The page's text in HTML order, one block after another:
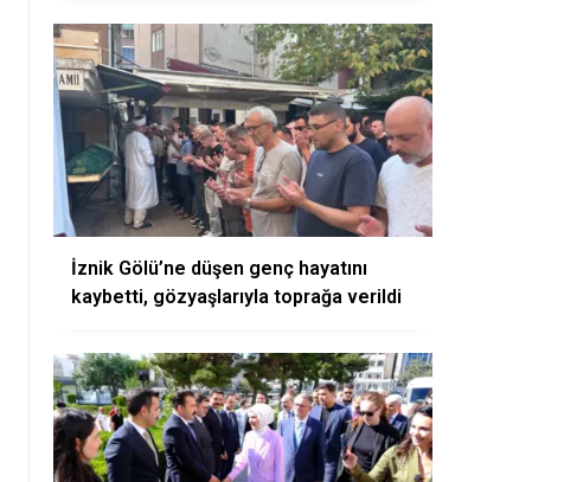
İznik Gölü’ne düşen genç hayatını
kaybetti, gözyaşlarıyla toprağa verildi